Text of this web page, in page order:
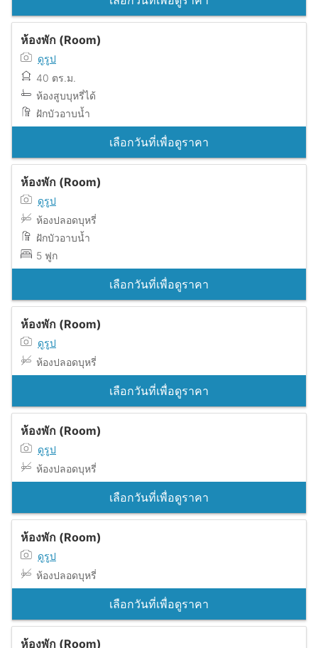
ห้องพัก (Room)
ดูรูป
40 ตร.ม.
ห้องสูบบุหรี่ได้
ฝักบัวอาบน้ำ
เลือกวันที่เพื่อดูราคา
ห้องพัก (Room)
ดูรูป
ห้องปลอดบุหรี่
ฝักบัวอาบน้ำ
5 ฟูก
เลือกวันที่เพื่อดูราคา
ห้องพัก (Room)
ดูรูป
ห้องปลอดบุหรี่
เลือกวันที่เพื่อดูราคา
ห้องพัก (Room)
ดูรูป
ห้องปลอดบุหรี่
เลือกวันที่เพื่อดูราคา
ห้องพัก (Room)
ดูรูป
ห้องปลอดบุหรี่
เลือกวันที่เพื่อดูราคา
ห้องพัก (Room)